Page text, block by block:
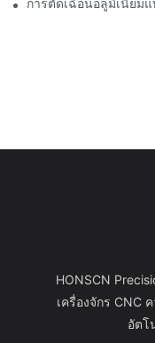
การตัดเฉือนอลูมิเนียม
HONSCN
เครื่องจักร CNC
อัตโ